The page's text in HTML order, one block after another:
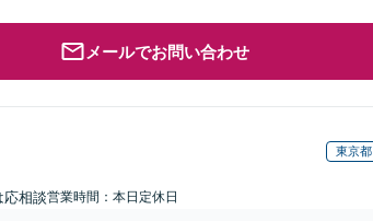
メールでお問い合わせ
東京都
応相談営業時間：本日定休日